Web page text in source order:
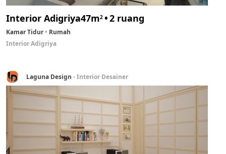
Interior Adigriya47m2 2 ruang
Kamar Tidur
Rumah
Interior Adigriya
Laguna Design - Interior Desainer